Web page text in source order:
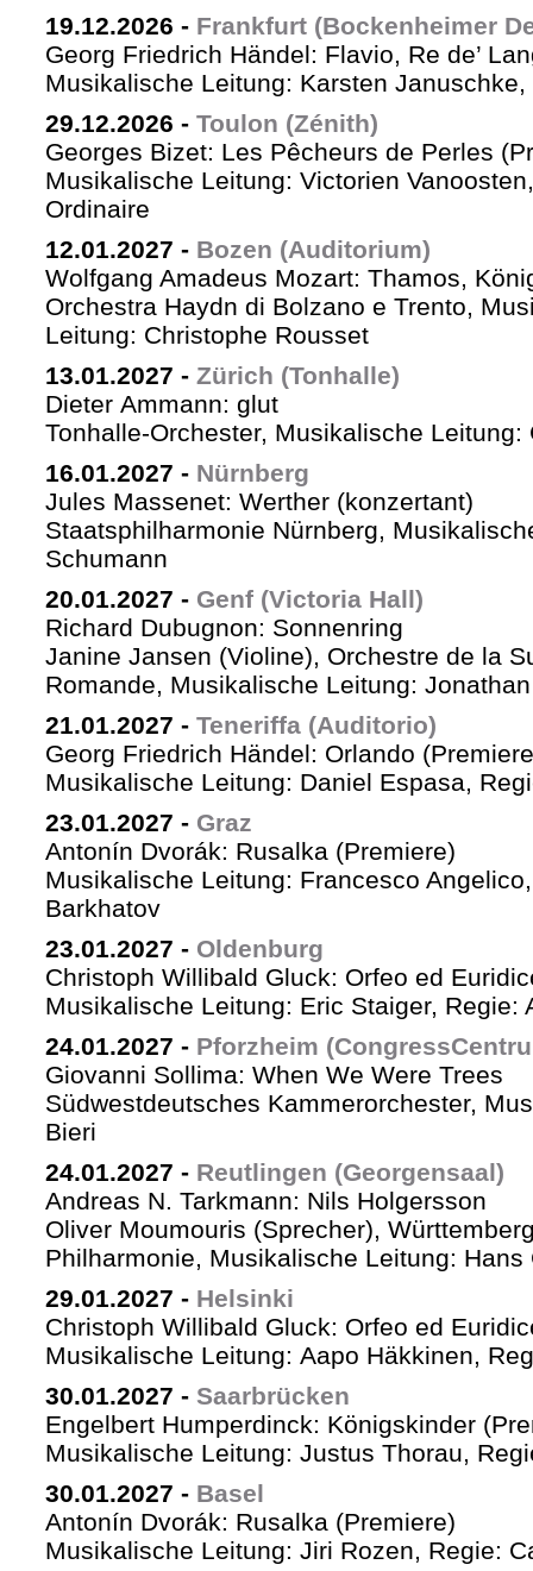
19.12.2026 - Frankfurt (Bockenheimer
Georg Friedrich Händel: Flavio, Re de’
Musikalische Leitung: Karsten
29.12.2026 - Toulon (Zénith)
Georges Bizet: Les Pêcheurs de Perles
Musikalische Leitung: Victorien
Ordinaire
12.01.2027 - Bozen (Auditorium)
Wolfgang Amadeus Mozart: Thamos,
Orchestra Haydn di Bolzano e Trento,
Leitung: Christophe Rousset
13.01.2027 - Zürich (Tonhalle)
Dieter Ammann: glut
Tonhalle-Orchester, Musikalische Leitung:
16.01.2027 - Nürnberg
Jules Massenet: Werther (konzertant)
Staatsphilharmonie Nürnberg,
Schumann
20.01.2027 - Genf (Victoria Hall)
Richard Dubugnon: Sonnenring
Janine Jansen (Violine), Orchestre de la
Romande, Musikalische Leitung:
21.01.2027 - Teneriffa (Auditorio)
Georg Friedrich Händel: Orlando
Musikalische Leitung: Daniel Espasa,
23.01.2027 - Graz
Antonín Dvorák: Rusalka (Premiere)
Musikalische Leitung: Francesco
Barkhatov
23.01.2027 - Oldenburg
Christoph Willibald Gluck: Orfeo ed
Musikalische Leitung: Eric Staiger, Regie:
24.01.2027 - Pforzheim
Giovanni Sollima: When We Were Trees
Südwestdeutsches Kammerorchester,
Bieri
24.01.2027 - Reutlingen (Georgensaal)
Andreas N. Tarkmann: Nils Holgersson
Oliver Moumouris (Sprecher),
Philharmonie, Musikalische Leitung: Hans
29.01.2027 - Helsinki
Christoph Willibald Gluck: Orfeo ed
Musikalische Leitung: Aapo Häkkinen,
30.01.2027 - Saarbrücken
Engelbert Humperdinck: Königskinder
Musikalische Leitung: Justus Thorau,
30.01.2027 - Basel
Antonín Dvorák: Rusalka (Premiere)
Musikalische Leitung: Jiri Rozen, Regie: